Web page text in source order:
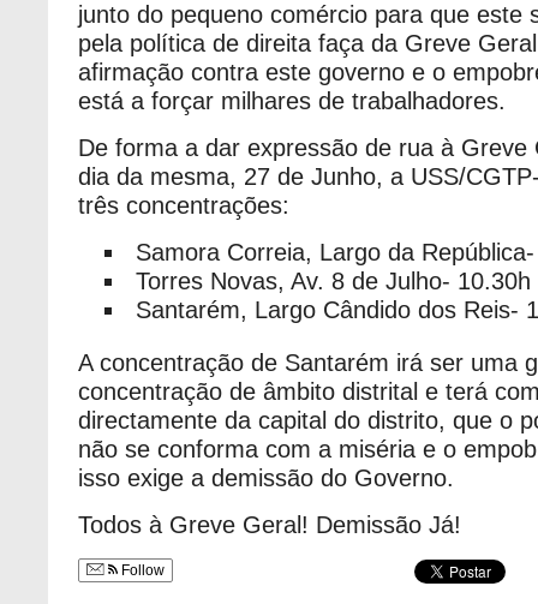
junto do pequeno comércio para que este
pela política de direita faça da Greve
afirmação contra este governo e o
está a forçar milhares de trabalhadores.
De forma a dar expressão de rua à Greve
dia da mesma, 27 de Junho, a USS/
três concentrações:
Samora Correia, Largo da
Torres Novas, Av. 8 de Julho- 10.30h
Santarém, Largo Cândido dos Reis-
A concentração de Santarém irá ser uma
concentração de âmbito distrital e terá
directamente da capital do distrito, que o
não se conforma com a miséria e o
isso exige a demissão do Governo.
Todos à Greve Geral! Demissão Já!
Follow